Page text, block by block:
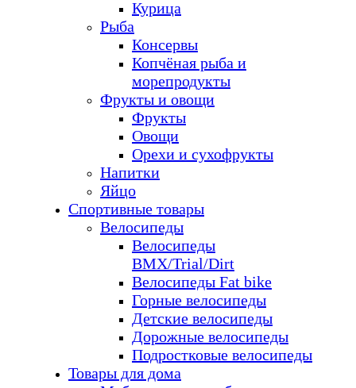
Курица
Рыба
Консервы
Копчёная рыба и
морепродукты
Фрукты и овощи
Фрукты
Овощи
Орехи и сухофрукты
Напитки
Яйцо
Спортивные товары
Велосипеды
Велосипеды
BMX/Trial/Dirt
Велосипеды Fat bike
Горные велосипеды
Детские велосипеды
Дорожные велосипеды
Подростковые велосипеды
Товары для дома